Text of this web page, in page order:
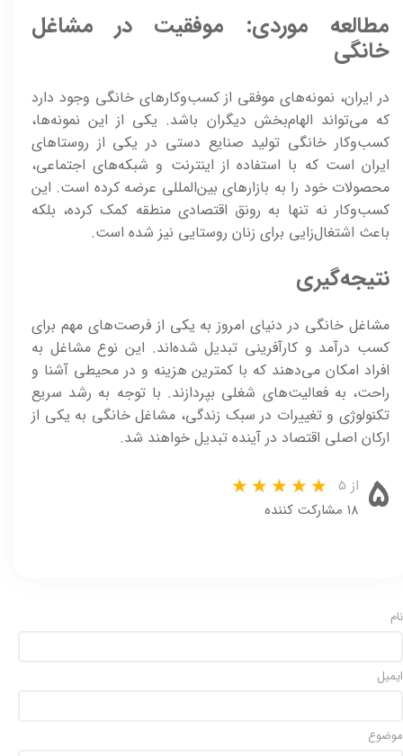
مطالعه موردی: موفقیت در مشاغل
خانگی
در ایران، نمونه‌های موفقی از کسب‌وکارهای خانگی وجود دارد
که می‌تواند الهام‌بخش دیگران باشد. یکی از این نمونه‌ها،
کسب‌وکار خانگی تولید صنایع دستی در یکی از روستاهای
ایران است که با استفاده از اینترنت و شبکه‌های اجتماعی،
محصولات خود را به بازارهای بین‌المللی عرضه کرده است. این
کسب‌وکار نه تنها به رونق اقتصادی منطقه کمک کرده، بلکه
باعث اشتغال‌زایی برای زنان روستایی نیز شده است.
نتیجه‌گیری
مشاغل خانگی در دنیای امروز به یکی از فرصت‌های مهم برای
کسب درآمد و کارآفرینی تبدیل شده‌اند. این نوع مشاغل به
افراد امکان می‌دهند که با کمترین هزینه و در محیطی آشنا و
راحت، به فعالیت‌های شغلی بپردازند. با توجه به رشد سریع
تکنولوژی و تغییرات در سبک زندگی، مشاغل خانگی به یکی از
ارکان اصلی اقتصاد در آینده تبدیل خواهند شد.
۵ از ۵
۱۸ مشارکت کننده
نام
ایمیل
موضوع